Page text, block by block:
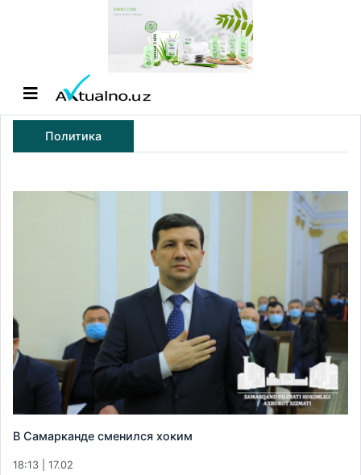
Политика
В Самарканде сменился хоким
18:13 | 17.02